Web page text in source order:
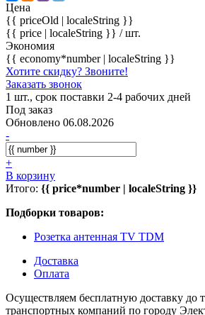
Цена
{{ priceOld | localeString }}
{{ price | localeString }} / шт.
Экономия
{{ economy*number | localeString }}
Хотите скидку? Звоните!
Заказать звонок
1 шт., срок поставки 2-4 рабочих дней
Под заказ
Обновлено 06.08.2026
-
+
В корзину
Итого: {{ price*number | localeString }}
Подборки товаров:
Розетка антенная TV TDM
Доставка
Оплата
Осуществляем бесплатную доставку до
транспортных компаний по городу